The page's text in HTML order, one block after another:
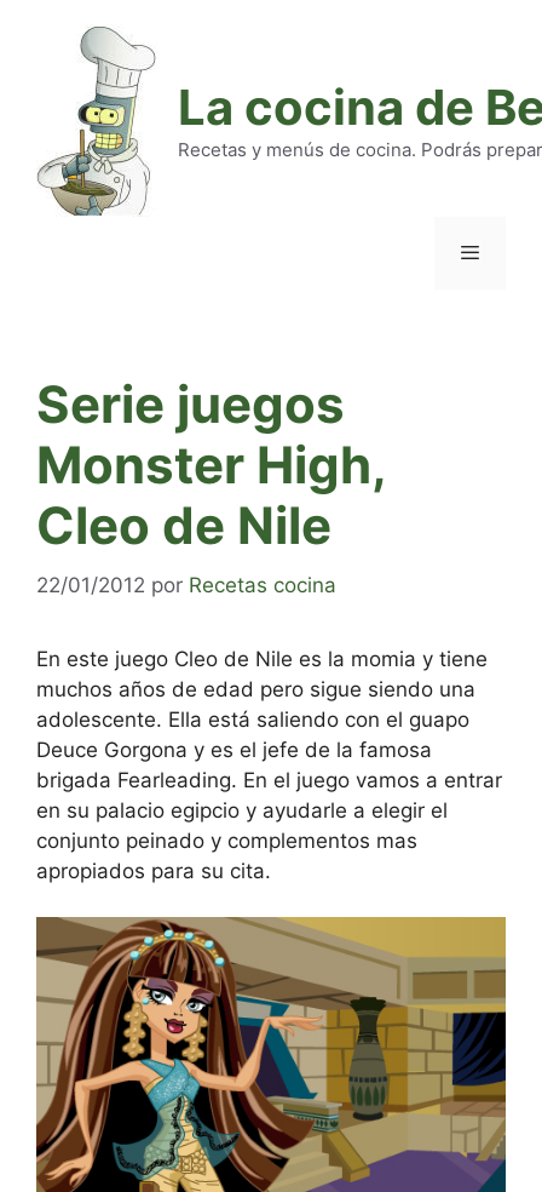
La cocina de
Recetas y menús de cocina. Podrás
Serie juegos
Monster High,
Cleo de Nile
22/01/2012 por Recetas cocina
En este juego Cleo de Nile es la momia y tiene
muchos años de edad pero sigue siendo una
adolescente. Ella está saliendo con el guapo
Deuce Gorgona y es el jefe de la famosa
brigada Fearleading. En el juego vamos a entrar
en su palacio egipcio y ayudarle a elegir el
conjunto peinado y complementos mas
apropiados para su cita.